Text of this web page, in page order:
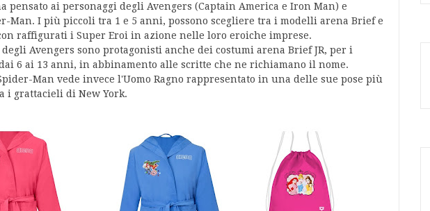
pensato ai personaggi degli Avengers (Captain America e Iron Man) e
Man. I più piccoli tra 1 e 5 anni, possono scegliere tra i modelli arena Brief e
raffigurati i Super Eroi in azione nelle loro eroiche imprese.
Avengers sono protagonisti anche dei costumi arena Brief JR, per i
6 ai 13 anni, in abbinamento alle scritte che ne richiamano il nome.
Man vede invece l'Uomo Ragno rappresentato in una delle sue pose più
i grattacieli di New York.